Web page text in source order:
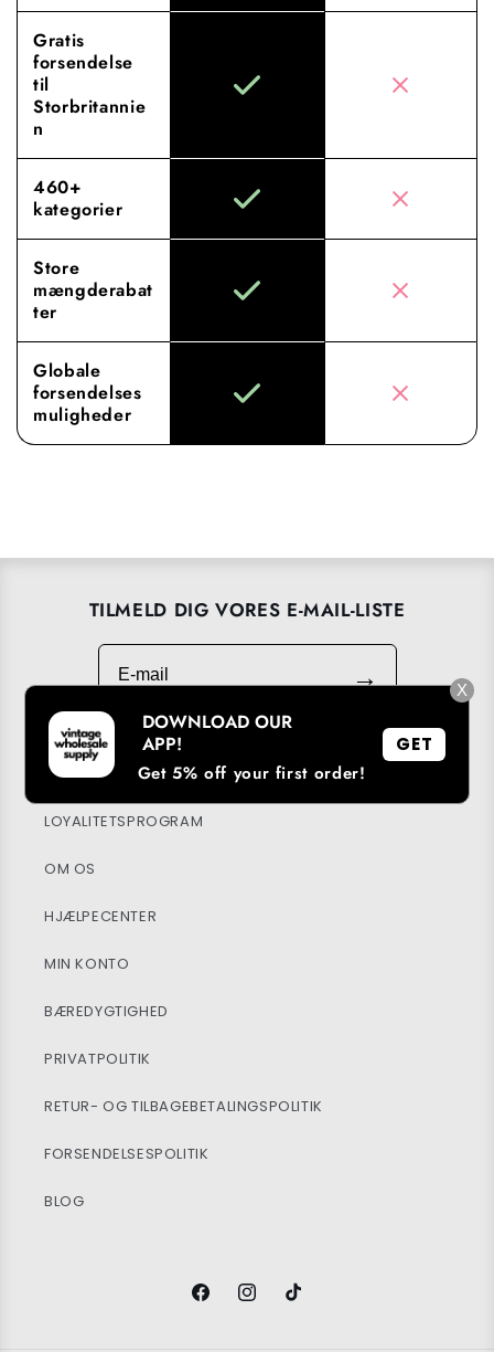
Gratis
forsendelse
til
Storbritannie
n
460+
kategorier
Store
mængderabat
ter
Globale
forsendelses
muligheder
TILMELD DIG VORES E-MAIL-LISTE
E-mail
→
DOWNLOAD VORES APP
LOYALITETSPROGRAM
OM OS
HJÆLPECENTER
MIN KONTO
BÆREDYGTIGHED
PRIVATPOLITIK
RETUR- OG TILBAGEBETALINGSPOLITIK
FORSENDELSESPOLITIK
BLOG
FacebookInstagramTikTok
X
DOWNLOAD OUR
APP!
Get 5% off your first order!
GET